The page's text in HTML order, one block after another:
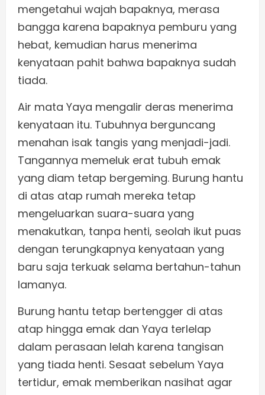
mengetahui wajah bapaknya, merasa
bangga karena bapaknya pemburu yang
hebat, kemudian harus menerima
kenyataan pahit bahwa bapaknya sudah
tiada.
Air mata Yaya mengalir deras menerima
kenyataan itu. Tubuhnya berguncang
menahan isak tangis yang menjadi-jadi.
Tangannya memeluk erat tubuh emak
yang diam tetap bergeming. Burung hantu
di atas atap rumah mereka tetap
mengeluarkan suara-suara yang
menakutkan, tanpa henti, seolah ikut puas
dengan terungkapnya kenyataan yang
baru saja terkuak selama bertahun-tahun
lamanya.
Burung hantu tetap bertengger di atas
atap hingga emak dan Yaya terlelap
dalam perasaan lelah karena tangisan
yang tiada henti. Sesaat sebelum Yaya
tertidur, emak memberikan nasihat agar